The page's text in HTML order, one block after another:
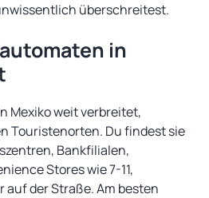
überschreitest.
in
Mexiko weit verbreitet,
Touristenorten. Du findest sie
Bankfilialen,
Stores wie 7-11,
auf der Straße. Am besten